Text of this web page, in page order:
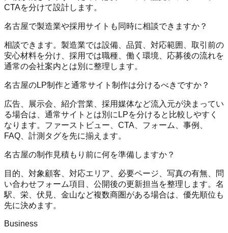
CTAを分けて設計します。
名古屋で製造業や採用サイトも同時に相談できますか？
相談できます。製造業では設備、品質、対応範囲、取引前の
安心材料を分け、採用では職種、働く環境、応募後の流れを
通常の会社案内とは別に整理します。
名古屋のLP制作と通常サイト制作は分けるべきですか？
広告、展示会、紹介営業、採用媒体など流入元が決まってい
る場合は、通常サイトとは別にLPを分けると比較しやすく
なります。ファーストビュー、CTA、フォーム、事例、
FAQ、計測タグを先に揃えます。
名古屋の制作見積もり前に何を準備しますか？
目的、対象顧客、対応エリア、必要ページ、写真の有無、問
い合わせフォーム項目、公開後の更新担当を整理します。名
駅、栄、伏見、金山など複数商圏がある場合は、優先順位も
先に決めます。
Business